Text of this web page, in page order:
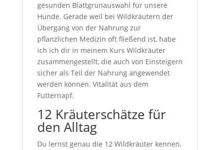
gesunden Blattgrünauswahl für unsere
Hunde. Gerade weil bei Wildkräutern der
Übergang von der Nahrung zur
pflanzlichen Medizin oft fließend ist, habe
ich ich dir in meinem Kurs Wildkräuter
zusammengestellt, die auch von Einsteigern
sicher als Teil der Nahrung angewendet
werden können. Vitalität aus dem
Futternapf.
12 Kräuterschätze für
den Alltag
Du lernst genau die 12 Wildkräuter kennen,